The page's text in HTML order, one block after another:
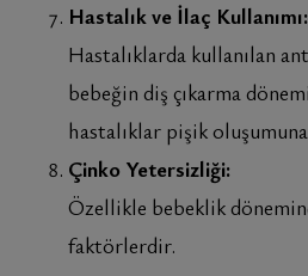
Hastalık ve İlaç Kullanımı:
Hastalıklarda kullanılan
bebeğin diş çıkarma
hastalıklar pişik
Çinko Yetersizliği:
Özellikle bebeklik
faktörlerdir.